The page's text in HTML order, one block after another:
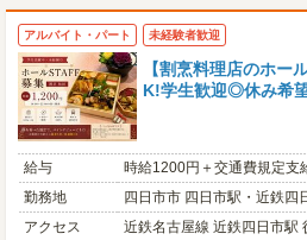
アルバイト・パート 未経験者歓迎
【割烹料理店のホ
K!学生歓迎◎休み希
給与
時給1200円＋交通費規定支
勤務地
四日市市 四日市駅・近鉄四
アクセス
近鉄名古屋線 近鉄四日市駅